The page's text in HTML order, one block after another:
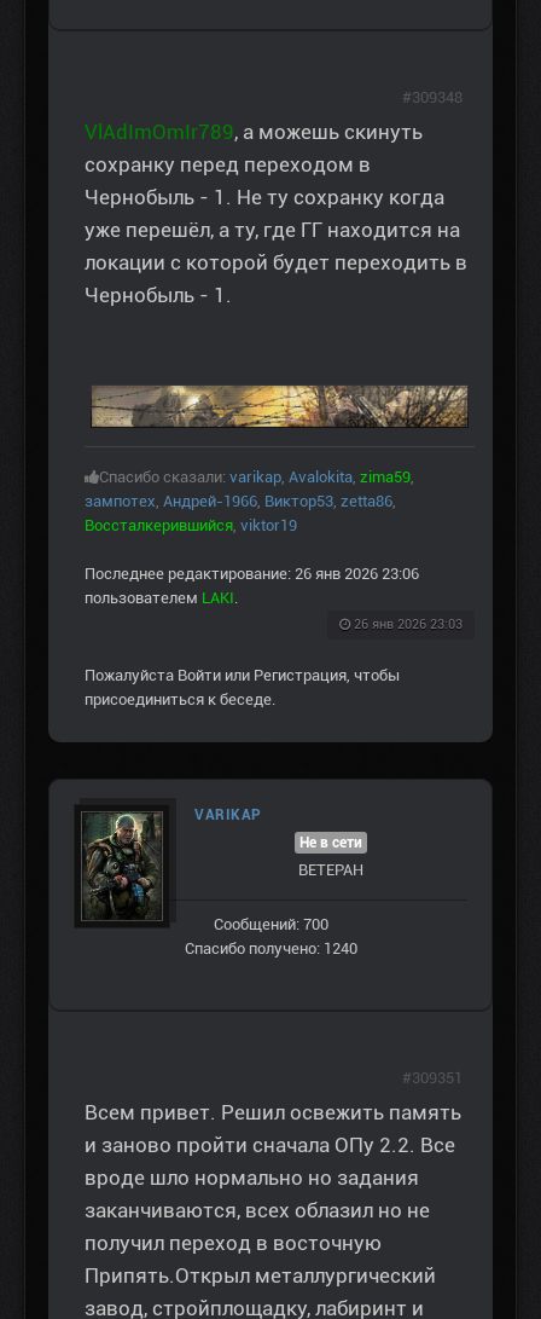
VlAdImOmIr789, а можешь скинуть
сохранку перед переходом в
Чернобыль - 1. Не ту сохранку когда
уже перешёл, а ту, где ГГ находится на
локации с которой будет переходить в
Чернобыль - 1.
Спасибо сказали: varikap Avalokita zima59
зампотех Андрей-1966 Виктор53 zetta86
Воссталкерившийся viktor19
Последнее редактирование: 26 янв 2026 23:06
пользователем LAKI
26 янв 2026 23:03
#309348
Пожалуйста Войти или Регистрация , чтобы
присоединиться к беседе.
VARIKAP
Не в сети
ВЕТЕРАН
Сообщений: 700
Спасибо получено: 1240
Всем привет. Решил освежить память
и заново пройти сначала ОПу 2.2. Все
вроде шло нормально но задания
заканчиваются, всех облазил но не
получил переход в восточную
Припять.Открыл металлургический
завод, стройплощадку, лабиринт и
#309351